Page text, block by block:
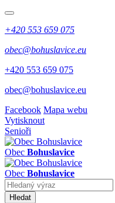
+420 553 659 075
obec@bohuslavice.eu
+420 553 659 075
obec@bohuslavice.eu
Facebook Mapa webu
Vytisknout
Senioři
Obec Bohuslavice
Obec Bohuslavice
Hledat